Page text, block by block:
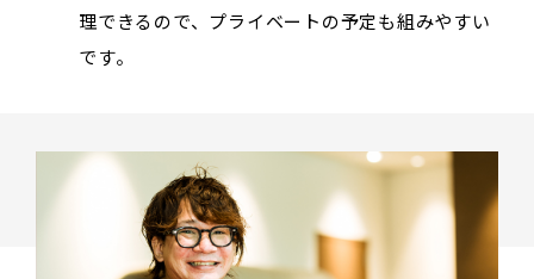
理できるので、プライベートの予定も組みやすい
です。